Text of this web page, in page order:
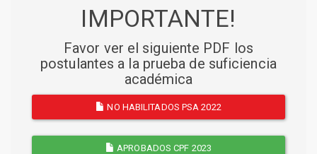
IMPORTANTE!
Favor ver el siguiente PDF los
postulantes a la prueba de suficiencia
académica
NO HABILITADOS PSA 2022
APROBADOS CPF 2023